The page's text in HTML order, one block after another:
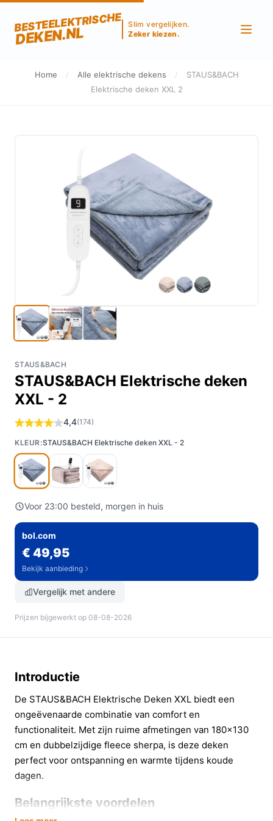
BESTEELEKTRISCHE
DEKEN.NL
Slim vergelijken.
Zeker kiezen.
Home / Alle elektrische dekens /
STAUS&BACH
Elektrische deken XXL 2
STAUS&BACH
STAUS&BACH Elektrische deken
XXL - 2
4,4(174)
KLEUR:STAUS&BACH Elektrische deken XXL - 2
Voor 23:00 besteld, morgen in huis
bol.com
€ 49,95
Bekijk aanbieding
Vergelijk met andere
Prijzen bijgewerkt op 08-08-2026
Introductie
De STAUS&BACH Elektrische Deken XXL biedt een
ongeëvenaarde combinatie van comfort en
functionaliteit. Met zijn ruime afmetingen van 180x130
cm en dubbelzijdige fleece sherpa, is deze deken
perfect voor ontspanning en warmte tijdens koude
dagen.
Belangrijkste voordelen